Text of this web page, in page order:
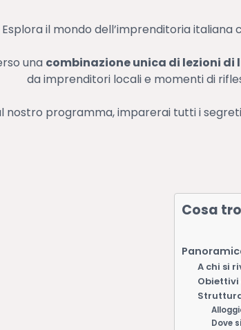
Esplora il mondo dell’imprenditoria
una combinazione unica di lezioni di
da imprenditori locali e momenti di
nostro programma, imparerai tutti i
Cosa
A chi si
Dove